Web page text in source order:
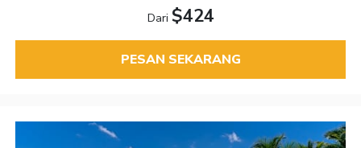
Dari $424
PESAN SEKARANG